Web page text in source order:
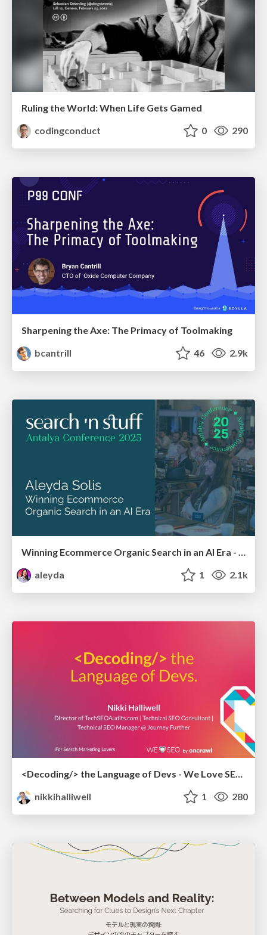
Ruling the World: When Life Gets Gamed
codingconduct
0 290
Sharpening the Axe: The Primacy of Toolmaking
bcantrill
46 2.9k
Winning Ecommerce Organic Search in an AI Era - #searchnstuff2025
aleyda
1 2.1k
<Decoding/> the Language of Devs - We Love SEO 2024
nikkihalliwell
1 280